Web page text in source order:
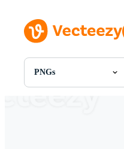
PNGs
Todas Imagens